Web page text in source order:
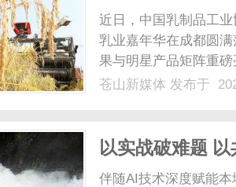
近日，中国乳制品工
乳业嘉年华在成都圆
果与明星产品矩阵重
坛，打造沉浸式科技
苍山新媒体 发布于
以实战破难题
新趋势
伴随AI技术深度赋能